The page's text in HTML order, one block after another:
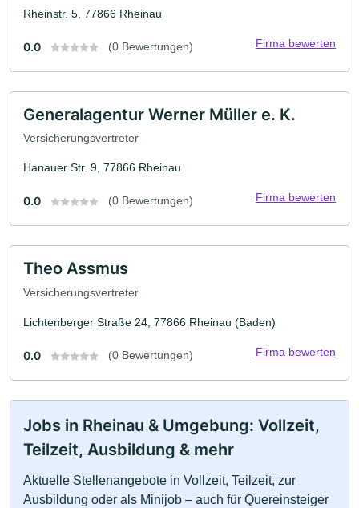
Rheinstr. 5, 77866 Rheinau
0.0 (0 Bewertungen) Firma bewerten
Generalagentur Werner Müller e. K.
Versicherungsvertreter
Hanauer Str. 9, 77866 Rheinau
0.0 (0 Bewertungen) Firma bewerten
Theo Assmus
Versicherungsvertreter
Lichtenberger Straße 24, 77866 Rheinau (Baden)
0.0 (0 Bewertungen) Firma bewerten
Jobs in Rheinau & Umgebung: Vollzeit,
Teilzeit, Ausbildung & mehr
Aktuelle Stellenangebote in Vollzeit, Teilzeit, zur
Ausbildung oder als Minijob – auch für Quereinsteiger